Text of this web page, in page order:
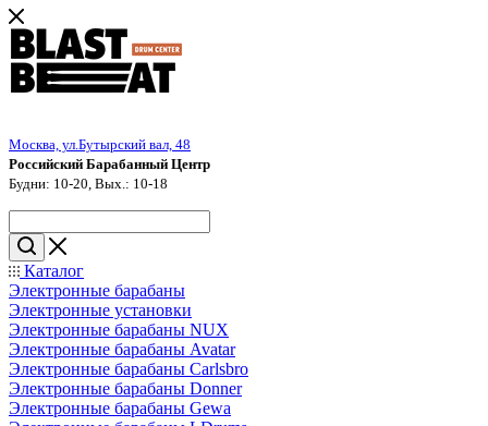
Москва, ул.Бутырский вал, 48
Российский Барабанный Центр
Будни: 10-20, Вых.: 10-18
Каталог
Электронные барабаны
Электронные установки
Электронные барабаны NUX
Электронные барабаны Avatar
Электронные барабаны Carlsbro
Электронные барабаны Donner
Электронные барабаны Gewa